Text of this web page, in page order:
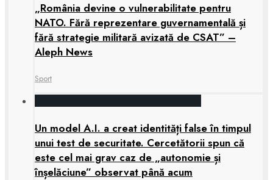
„România devine o vulnerabilitate pentru
NATO. Fără reprezentare guvernamentală și
fără strategie militară avizată de CSAT” –
Aleph News
Sport
Un model A.I. a creat identități false în timpul
unui test de securitate. Cercetătorii spun că
este cel mai grav caz de „autonomie și
înșelăciune” observat până acum